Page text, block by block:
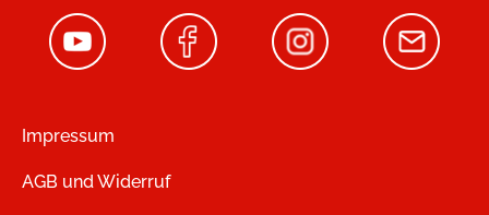
Impressum
AGB und Widerruf